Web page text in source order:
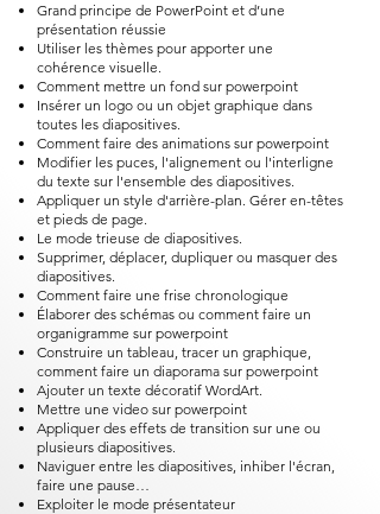
Grand principe de PowerPoint et d’une
présentation réussie
Utiliser les thèmes pour apporter une
cohérence visuelle.
Comment mettre un fond sur powerpoint​
Insérer un logo ou un objet graphique dans
toutes les diapositives.
Comment faire des animations sur powerpoint​
Modifier les puces, l'alignement ou l'interligne
du texte sur l'ensemble des diapositives.
Appliquer un style d'arrière-plan. Gérer en-têtes
et pieds de page.
Le mode trieuse de diapositives.
Supprimer, déplacer, dupliquer ou masquer des
diapositives.
Comment faire une frise chronologique
Élaborer des schémas ou comment faire un
organigramme sur powerpoint​
Construire un tableau, tracer un graphique,
comment faire un diaporama sur powerpoint​
Ajouter un texte décoratif WordArt.
Mettre une video sur powerpoint​
Appliquer des effets de transition sur une ou
plusieurs diapositives.
Naviguer entre les diapositives, inhiber l'écran,
faire une pause…
Exploiter le mode présentateur